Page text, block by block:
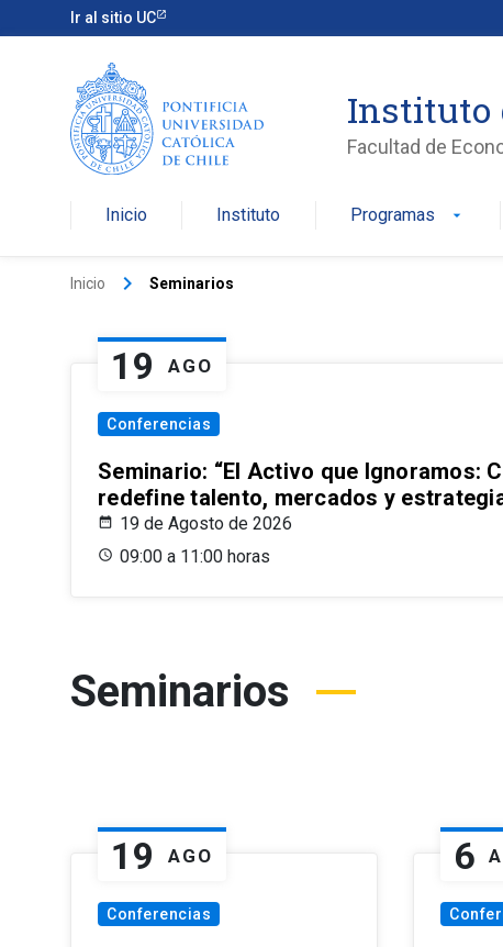
Ir al sitio UC
Instituto
Facultad de
Inicio Instituto Programas arrow_drop_down
Inicio keyboard_arrow_right Seminarios
19 AGO
Conferencias
Seminario: “El Activo que Ignoramos:
redefine talento, mercados y
19 de Agosto de 2026
09:00 a 11:00 horas
Seminarios
19 AGO
Conferencias
6